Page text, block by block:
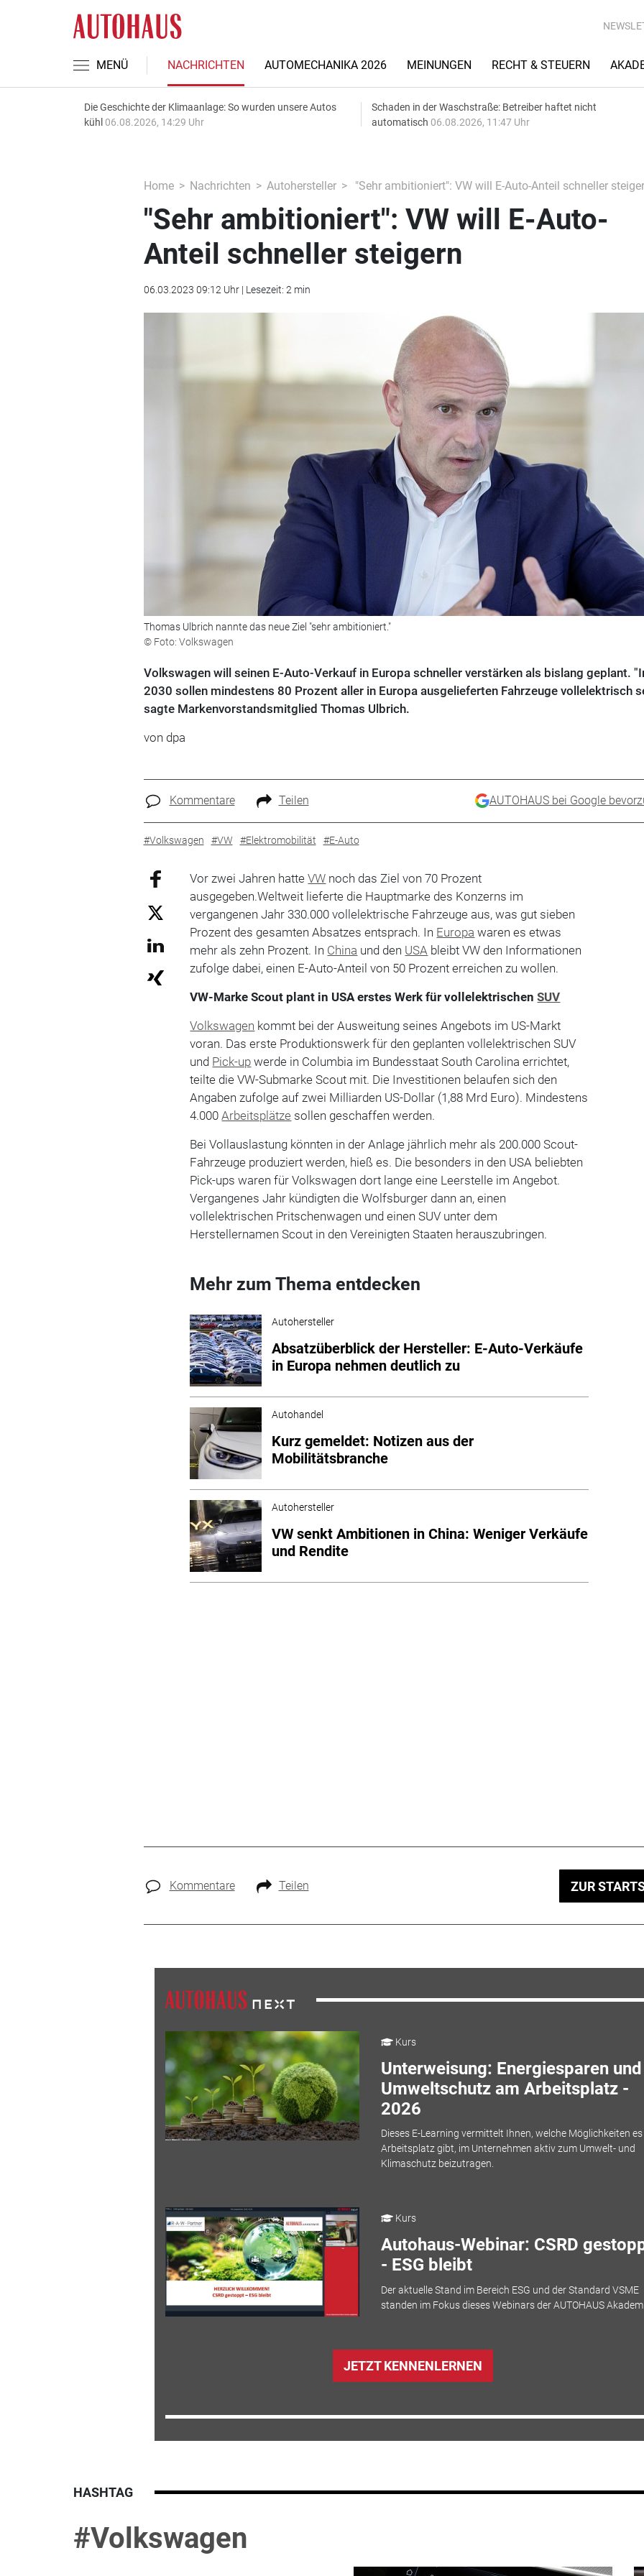
MENÜ NACHRICHTEN AUTOMECHANIKA 2026 MEINUNGEN RECHT & STEUERN
Die Geschichte der Klimaanlage: So wurden unsere Autos
kühl 06.08.2026, 14:29 Uhr
Schaden in der Waschstraße: Betreiber haftet nicht
automatisch 06.08.2026, 11:47 Uhr
Home Nachrichten Autohersteller "Sehr ambitioniert": VW will E-Auto-Anteil schneller
"Sehr ambitioniert": VW will E-Auto-
Anteil schneller steigern
06.03.2023 09:12 Uhr | Lesezeit: 2 min
Thomas Ulbrich nannte das neue Ziel "sehr ambitioniert."
© Foto: Volkswagen
Volkswagen will seinen E-Auto-Verkauf in Europa schneller verstärken als bislang geplant.
2030 sollen mindestens 80 Prozent aller in Europa ausgelieferten Fahrzeuge vollelektrisch
sagte Markenvorstandsmitglied Thomas Ulbrich.
von dpa
Kommentare Teilen AUTOHAUS bei Google
#Volkswagen #VW #Elektromobilität #E-Auto
Vor zwei Jahren hatteVW noch das Ziel von 70 Prozent
ausgegeben.Weltweit lieferte die Hauptmarke des Konzerns im
vergangenen Jahr 330.000 vollelektrische Fahrzeuge aus, was gut sieben
Prozent des gesamten Absatzes entsprach. In Europa waren es etwas
mehr als zehn Prozent. In China und den USA bleibt VW den Informationen
zufolge dabei, einen E-Auto-Anteil von 50 Prozent erreichen zu wollen.
VW-Marke Scout plant in USA erstes Werk für vollelektrischenSUV
Volkswagen kommt bei der Ausweitung seines Angebots im US-Markt
voran. Das erste Produktionswerk für den geplanten vollelektrischen SUV
und Pick-up werde in Columbia im Bundesstaat South Carolina errichtet,
teilte die VW-Submarke Scout mit. Die Investitionen belaufen sich den
Angaben zufolge auf zwei Milliarden US-Dollar (1,88 Mrd Euro). Mindestens
4.000Arbeitsplätze sollen geschaffen werden.
Bei Vollauslastung könnten in der Anlage jährlich mehr als 200.000 Scout-
Fahrzeuge produziert werden, hieß es. Die besonders in den USA beliebten
Pick-ups waren für Volkswagen dort lange eine Leerstelle im Angebot.
Vergangenes Jahr kündigten die Wolfsburger dann an, einen
vollelektrischen Pritschenwagen und einen SUV unter dem
Herstellernamen Scout in den Vereinigten Staaten herauszubringen.
Mehr zum Thema entdecken
Autohersteller
Absatzüberblick der Hersteller: E-Auto-Verkäufe
in Europa nehmen deutlich zu
Autohandel
Kurz gemeldet: Notizen aus der
Mobilitätsbranche
Autohersteller
VW senkt Ambitionen in China: Weniger Verkäufe
und Rendite
Kommentare Teilen ZUR
Kurs
Unterweisung: Energiesparen und
Umweltschutz am Arbeitsplatz -
2026
Dieses E-Learning vermittelt Ihnen, welche Möglichkeiten
Arbeitsplatz gibt, im Unternehmen aktiv zum Umwelt- und
Klimaschutz beizutragen.
Kurs
Autohaus-Webinar: CSRD
- ESG bleibt
Der aktuelle Stand im Bereich ESG und der Standard VSME
standen im Fokus dieses Webinars der AUTOHAUS
JETZT KENNENLERNEN
HASHTAG
#Volkswagen